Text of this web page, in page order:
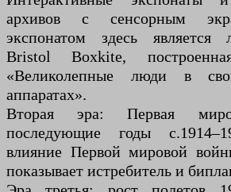
архивов с сенсорным
экспонатом здесь является
Bristol Boxkite,
«Великолепные люди в
аппаратах».
Вторая эра: Первая
последующие годы
влияние Первой мировой
показывает истребитель и